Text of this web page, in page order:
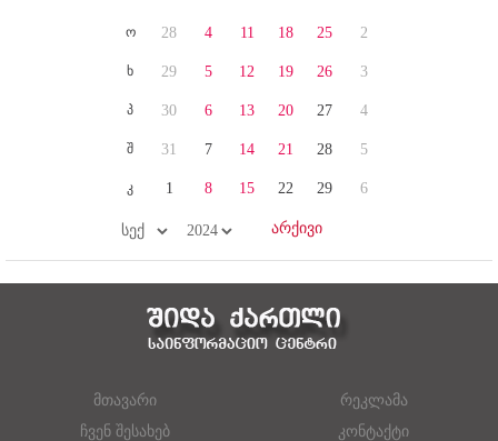
ო
ხ
პ
შ
კ
28
29
30
31
1
4
5
6
7
8
11
12
13
14
15
18
19
20
21
22
25
26
27
28
29
2
3
4
5
6
მთავარი
რეკლამა
ჩვენ შესახებ
კონტაქტი